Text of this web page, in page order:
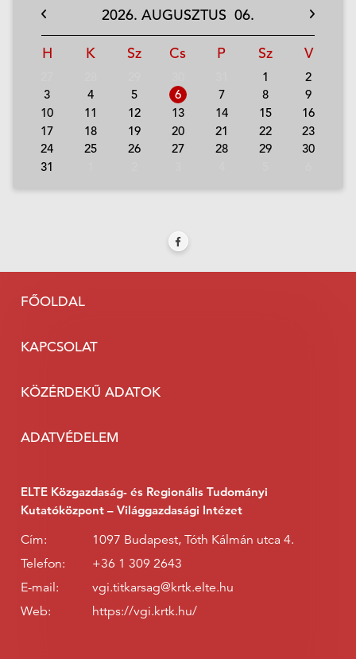
2026. AUGUSZTUS 06.
H K Sz Cs P Sz V
1
2
3
4 5 6 7 8
9
10
11 12 13 14 15
16
17
18 19 20 21 22
23
24
25 26 27 28 29
30
31
FŐOLDAL
KAPCSOLAT
KÖZÉRDEKŰ ADATOK
ADATVÉDELEM
ELTE Közgazdaság- és Regionális Tudományi
Kutatóközpont – Világgazdasági Intézet
Cím:
1097 Budapest, Tóth Kálmán utca 4.
Telefon:
+36 1 309 2643
E-mail:
vgi.titkarsag@krtk.elte.hu
Web:
https://vgi.krtk.hu/